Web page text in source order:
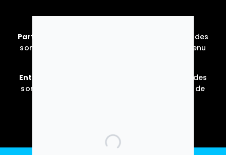
Particuliers
des
sommes versées dans la limite de 20% du revenu
Entreprises, votre réduction d’impôts :
des
sommes versées dans la limite de 10 000€ ou de